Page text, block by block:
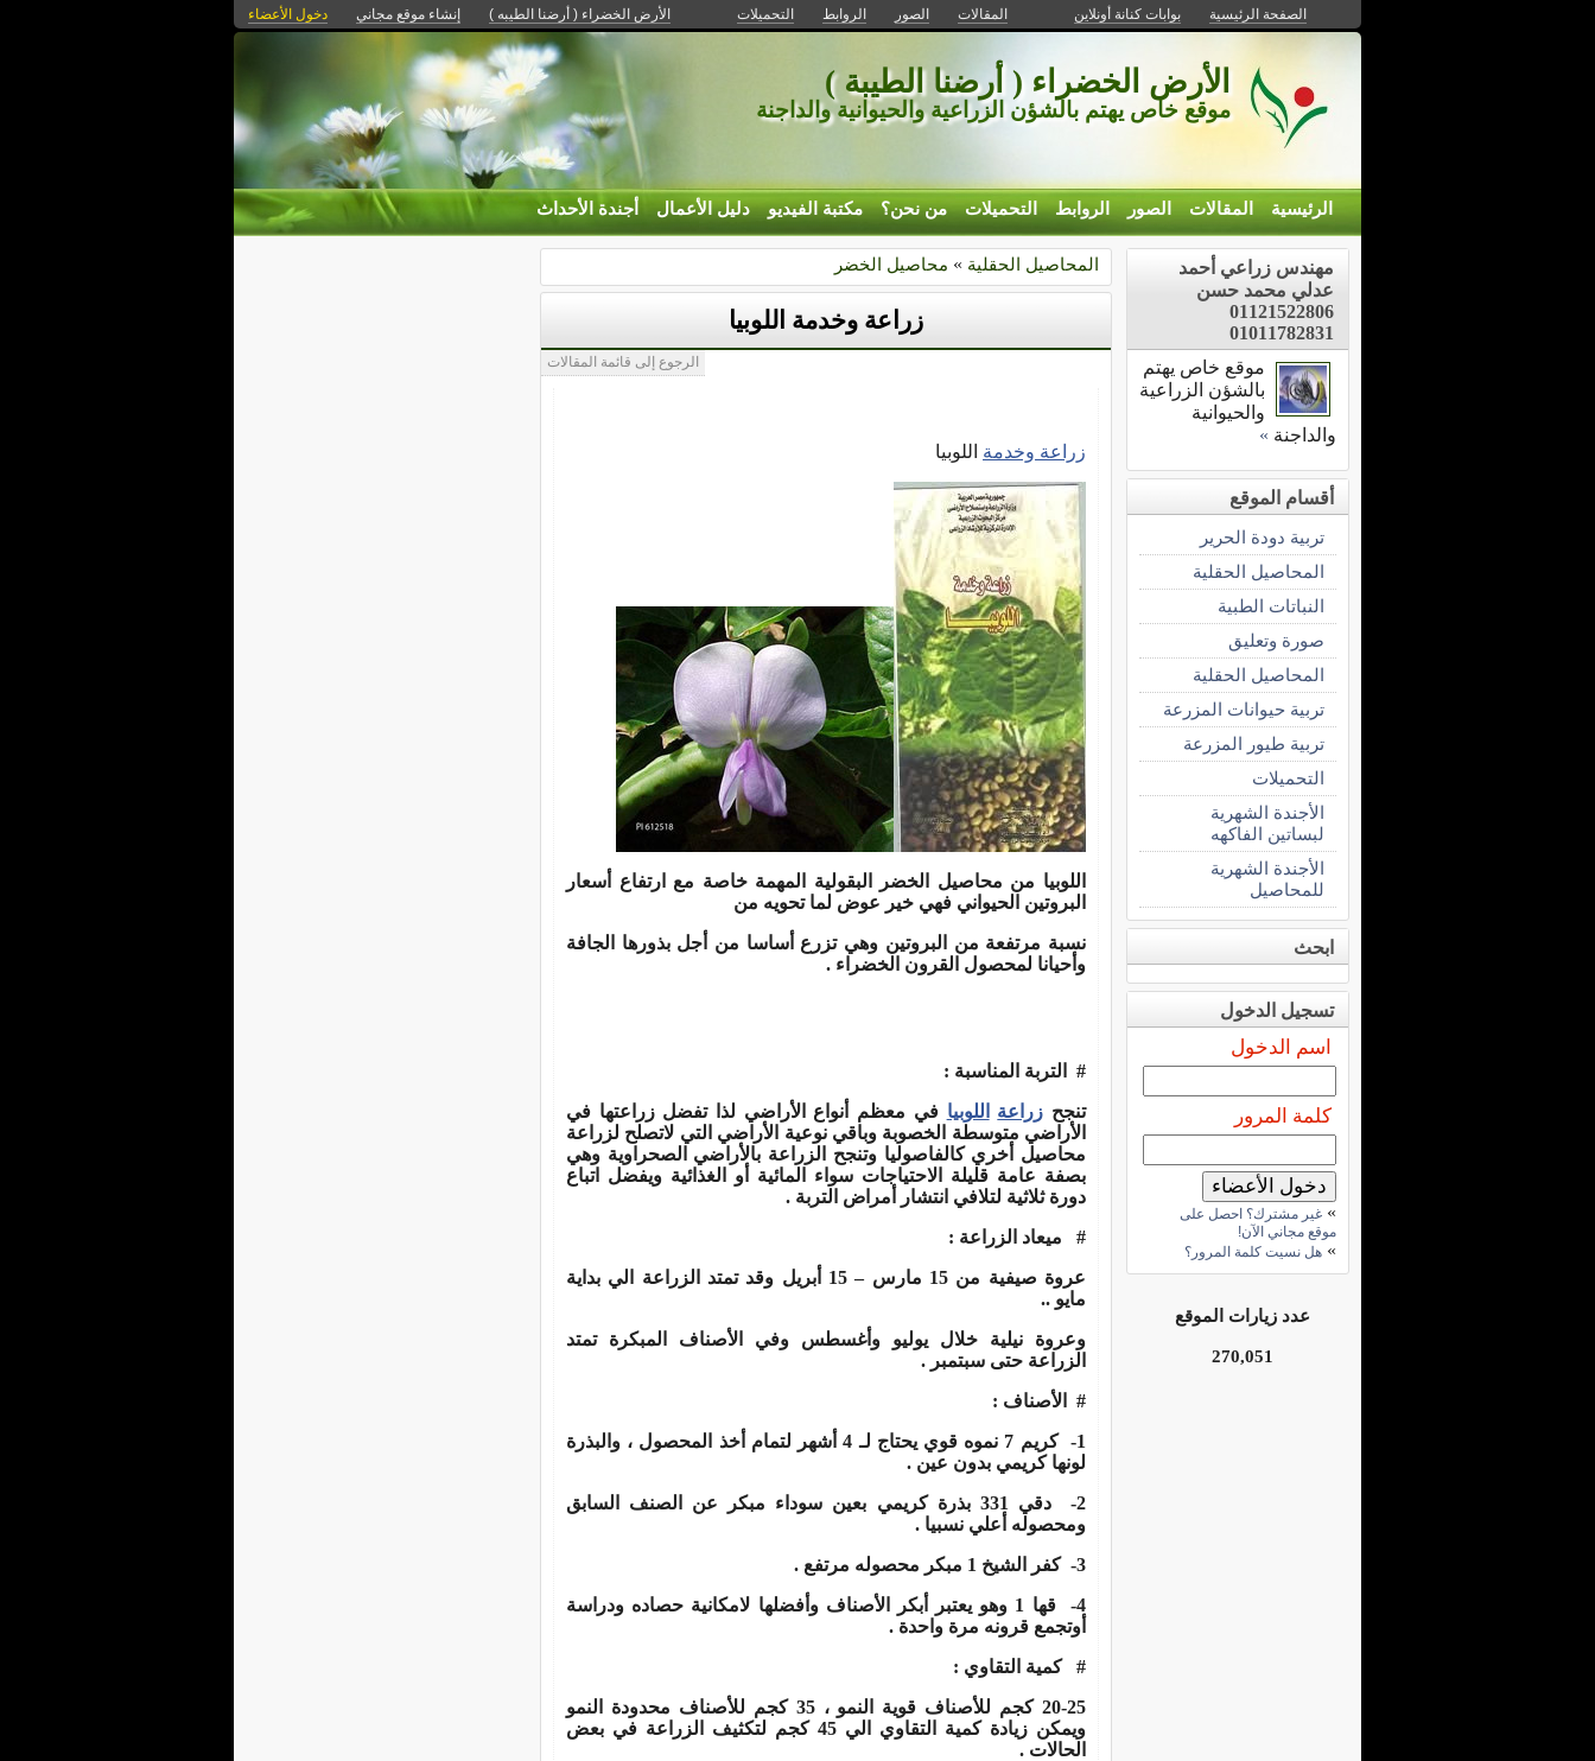
الصفحة الرئيسية بوابات كنانة أونلاين المقالات الصور الروابط التحميلات الأرض الخضراء ( أرضنا الطيبه ) إنشاء موقع مجاني دخول الأعضاء
الأرض الخضراء ( أرضنا الطيبة )
موقع خاص يهتم بالشؤن الزراعية والحيوانية والداجنة
الرئيسية المقالات الصور الروابط التحميلات من نحن؟ مكتبة الفيديو دليل الأعمال أجندة الأحداث
المحاصيل الحقلية » محاصيل الخضر
زراعة وخدمة اللوبيا
الرجوع إلى قائمة المقالات
زراعة وخدمة اللوبيا
اللوبيا من محاصيل الخضر البقولية المهمة خاصة مع ارتفاع أسعار
البروتين الحيواني فهي خير عوض لما تحويه من
نسبة مرتفعة من البروتين وهي تزرع أساسا من أجل بذورها الجافة
وأحيانا لمحصول القرون الخضراء .
# التربة المناسبة :
تنجح زراعة اللوبيا في معظم أنواع الأراضي لذا تفضل زراعتها في
الأراضي متوسطة الخصوبة وباقي نوعية الأراضي التي لاتصلح لزراعة
محاصيل أخري كالفاصوليا وتنجح الزراعة بالأراضي الصحراوية وهي
بصفة عامة قليلة الاحتياجات سواء المائية أو الغذائية ويفضل اتباع
دورة ثلاثية لتلافي انتشار أمراض التربة .
# ميعاد الزراعة :
عروة صيفية من 15 مارس – 15 أبريل وقد تمتد الزراعة الي بداية
مايو ..
وعروة نيلية خلال يوليو وأغسطس وفي الأصناف المبكرة تمتد
الزراعة حتى سبتمبر .
#
الأصناف :
1-
كريم 7 نموه قوي يحتاج لـ 4 أشهر لتمام أخذ المحصول ، والبذرة
لونها كريمي بدون عين .
2-
دقي 331 بذرة كريمي بعين سوداء مبكر عن الصنف السابق
ومحصوله أعلي نسبيا .
3-
كفر الشيخ 1 مبكر محصوله مرتفع
.
4-
قها 1 وهو يعتبر أبكر الأصناف وأفضلها لامكانية حصاده ودراسة
أوتجمع قرونه مرة واحدة .
#كمية التقاوي :
20-25
كجم للأصناف قوية النمو ، 35 كجم للأصناف محدودة النمو
ويمكن زيادة كمية التقاوي الي 45 كجم لتكثيف الزراعة في بعض
الحالات .
مهندس زراعي أحمد
عدلي محمد حسن
01121522806
01011782831
موقع خاص يهتم
بالشؤن الزراعية
والحيوانية
والداجنة »
أقسام الموقع
تربية دودة الحرير
المحاصيل الحقلية
النباتات الطبية
صورة وتعليق
المحاصيل الحقلية
تربية حيوانات المزرعة
تربية طيور المزرعة
التحميلات
الأجندة الشهرية
لبساتين الفاكهه
الأجندة الشهرية
للمحاصيل
ابحث
تسجيل الدخول
اسم الدخول
كلمة المرور
» غير مشترك؟ احصل على
موقع مجاني الآن!
» هل نسيت كلمة المرور؟
عدد زيارات الموقع
270,051